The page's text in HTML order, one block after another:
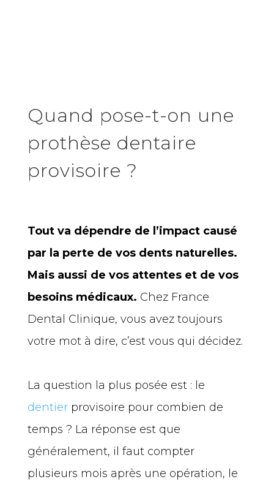
Quand pose-t-on une
prothèse dentaire
provisoire ?
Tout va dépendre de l’impact causé
par la perte de vos dents naturelles.
Mais aussi de vos attentes et de vos
besoins médicaux. Chez France
Dental Clinique, vous avez toujours
votre mot à dire, c’est vous qui décidez.
La question la plus posée est : le
dentierprovisoire pour combien de
temps ? La réponse est que
généralement, il faut compter
plusieurs mois après une opération, le